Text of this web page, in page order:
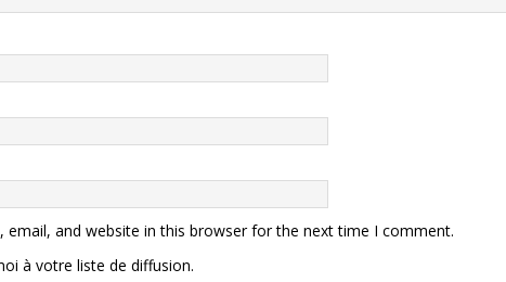
email, and website in this browser for the next time I comment.
à votre liste de diffusion.